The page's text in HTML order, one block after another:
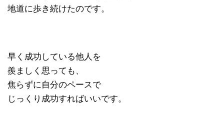
地道に歩き続けたのです。
早く成功している他人を
羨ましく思っても、
焦らずに自分のペースで
じっくり成功すればいいです。